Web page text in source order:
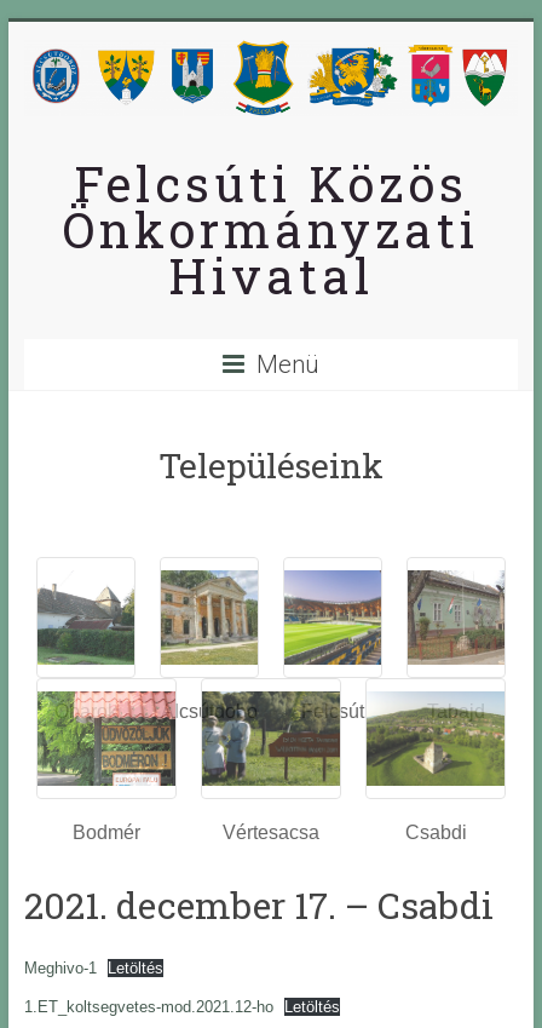
Felcsúti Közös
Önkormányzati
Hivatal
Menü
Településeink
Óbarok
Alcsútdobo
z
Felcsút Tabajd
Bodmér Vértesacsa Csabdi
2021. december 17. – Csabdi
Meghivo-1 Letöltés
1.ET_koltsegvetes-mod.2021.12-ho Letöltés